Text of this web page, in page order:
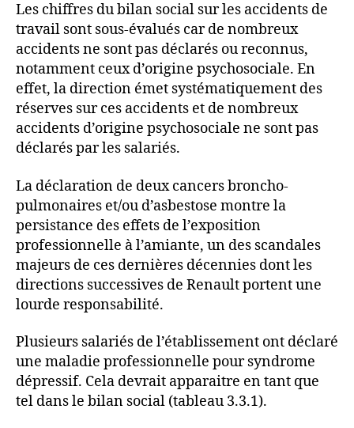
Les chiffres du bilan social sur les accidents de
travail sont sous-évalués car de nombreux
accidents ne sont pas déclarés ou reconnus,
notamment ceux d’origine psychosociale. En
effet, la direction émet systématiquement des
réserves sur ces accidents et de nombreux
accidents d’origine psychosociale ne sont pas
déclarés par les salariés.
La déclaration de deux cancers broncho-
pulmonaires et/ou d’asbestose montre la
persistance des effets de l’exposition
professionnelle à l’amiante, un des scandales
majeurs de ces dernières décennies dont les
directions successives de Renault portent une
lourde responsabilité.
Plusieurs salariés de l’établissement ont déclaré
une maladie professionnelle pour syndrome
dépressif. Cela devrait apparaitre en tant que
tel dans le bilan social (tableau 3.3.1).